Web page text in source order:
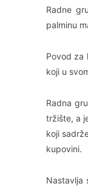
Radne
palminu
Povod za
koji u
Radna
tržište, a
koji
kupovini.
Nastavlja